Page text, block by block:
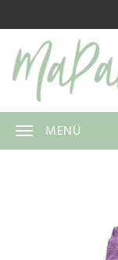
MENÜ